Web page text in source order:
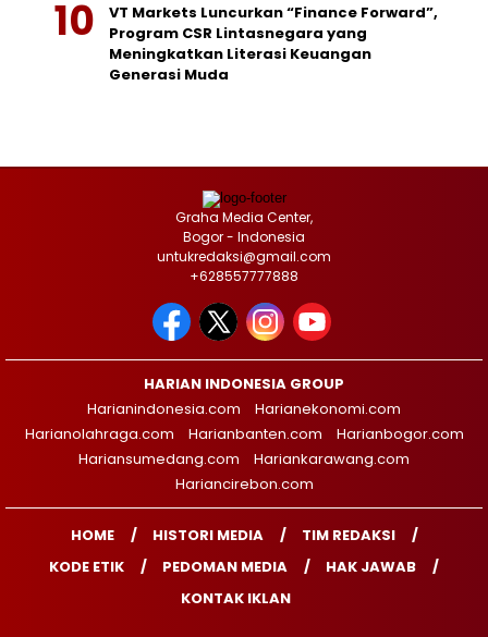
VT Markets Luncurkan “Finance Forward”,
Program CSR Lintasnegara yang
Meningkatkan Literasi Keuangan
Generasi Muda
Graha Media Center,
Bogor - Indonesia
untukredaksi@gmail.com
+628557777888
HARIAN INDONESIA GROUP
Harianindonesia.com
Harianekonomi.com
Harianolahraga.com
Harianbanten.com
Harianbogor.com
Hariansumedang.com
Hariankarawang.com
Hariancirebon.com
HOME HISTORI MEDIA
TIM REDAKSI
KODE ETIK
PEDOMAN MEDIA
HAK JAWAB
KONTAK IKLAN